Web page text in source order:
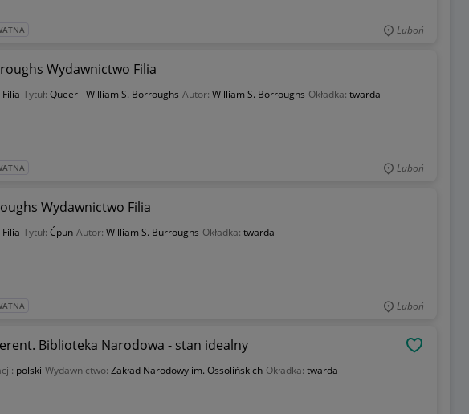
Luboń
Wydawnictwo Filia
Tytuł: Queer - William S. Borroughs Autor: William S. Borroughs Okładka: twarda
Luboń
Wydawnictwo Filia
Tytuł: Ćpun Autor: William S. Burroughs Okładka: twarda
Luboń
Biblioteka Narodowa - stan idealny
polski Wydawnictwo: Zakład Narodowy im. Ossolińskich Okładka: twarda